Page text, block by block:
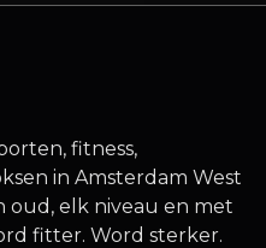
fitness,
in Amsterdam West
oud, elk niveau en met
fitter. Word sterker.